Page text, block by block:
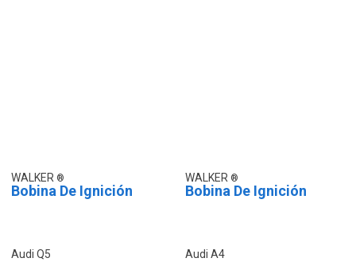
WALKER
Bobina De Ignición
Audi Q5
WALKER
Bobina De Ignición
Audi A4